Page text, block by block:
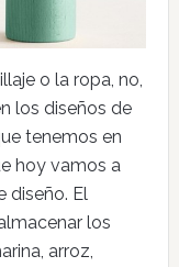
o la ropa, no,
los diseños de
tenemos en
hoy vamos a
diseño. El
los
arroz,